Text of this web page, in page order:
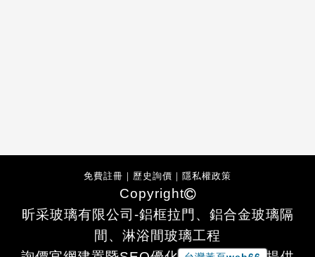
免費註冊 ｜ 歷史詢價 ｜ 隱私權政策
Copyright
昕采玻璃有限公司-鋁框拉門、鋁合金玻璃隔
間、淋浴間玻璃工程